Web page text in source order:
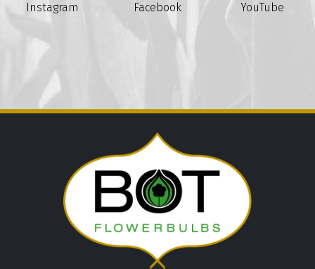
Instagram Facebook YouTube